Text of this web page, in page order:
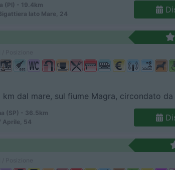
(PI) - 19.4km
lato Mare, 24
km dal mare, sul fiume Magra, circondato da
(SP) - 36.5km
Aprile, 54